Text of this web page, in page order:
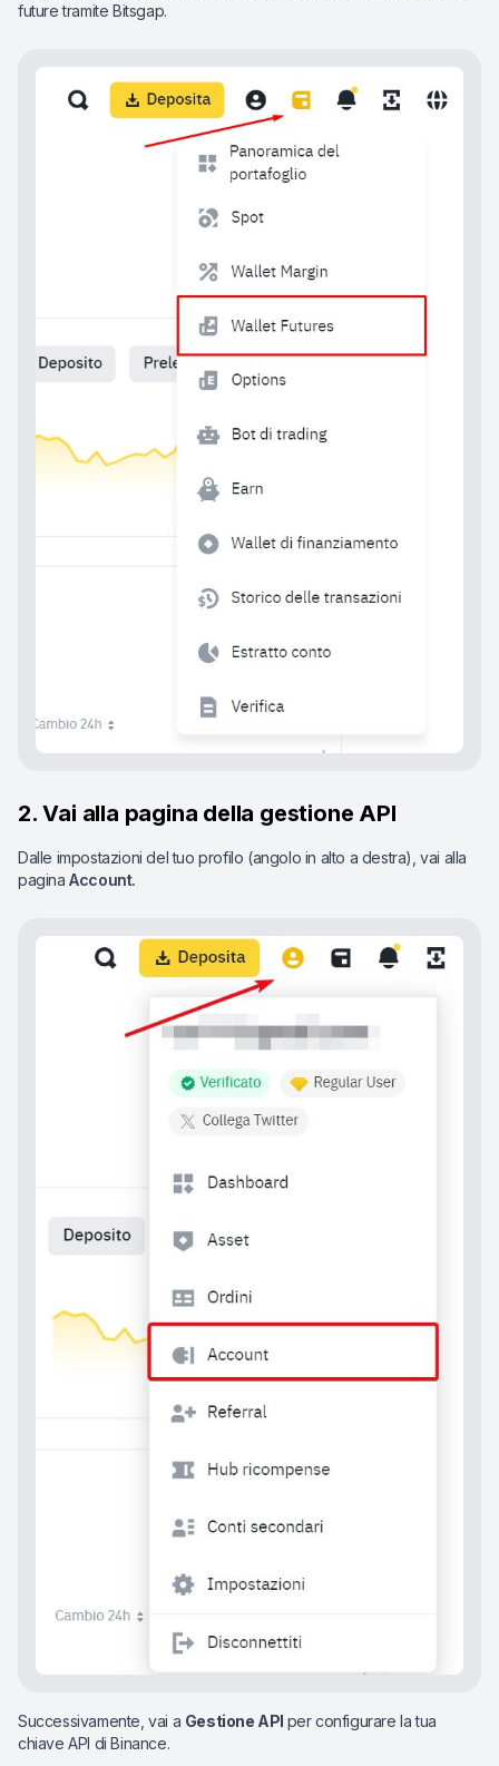
future tramite Bitsgap.
2. Vai alla pagina della gestione API
Dalle impostazioni del tuo profilo (angolo in alto a destra), vai alla
paginaAccount.
Successivamente, vai a Gestione API per configurare la tua
chiave API di Binance.